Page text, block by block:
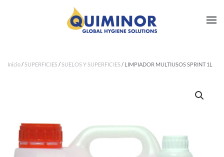
Ir al contenido principal
Inicio/ SUPERFICIES/ SUELOS Y SUPERFICIES/ LIMPIADOR MULTIUSOS SPRINT 1L